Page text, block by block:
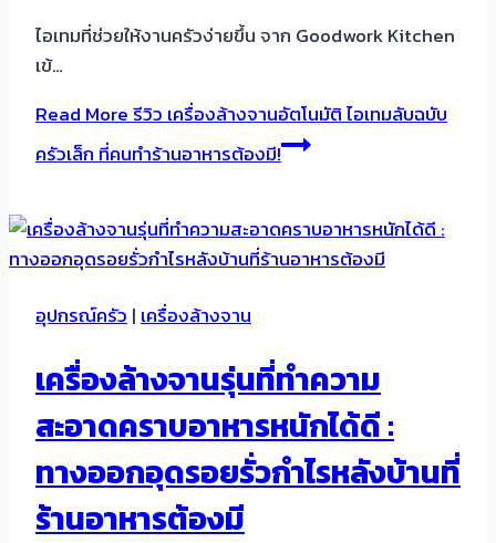
ไอเทมที่ช่วยให้งานครัวง่ายขึ้น จาก Goodwork Kitchen
เข้…
Read Moreรีวิว เครื่องล้างจานอัตโนมัติ ไอเทมลับฉบับ
ครัวเล็ก ที่คนทำร้านอาหารต้องมี!
อุปกรณ์ครัว | เครื่องล้างจาน
เครื่องล้างจานรุ่นที่ทำความ
สะอาดคราบอาหารหนักได้ดี :
ทางออกอุดรอยรั่วกำไรหลังบ้านที่
ร้านอาหารต้องมี